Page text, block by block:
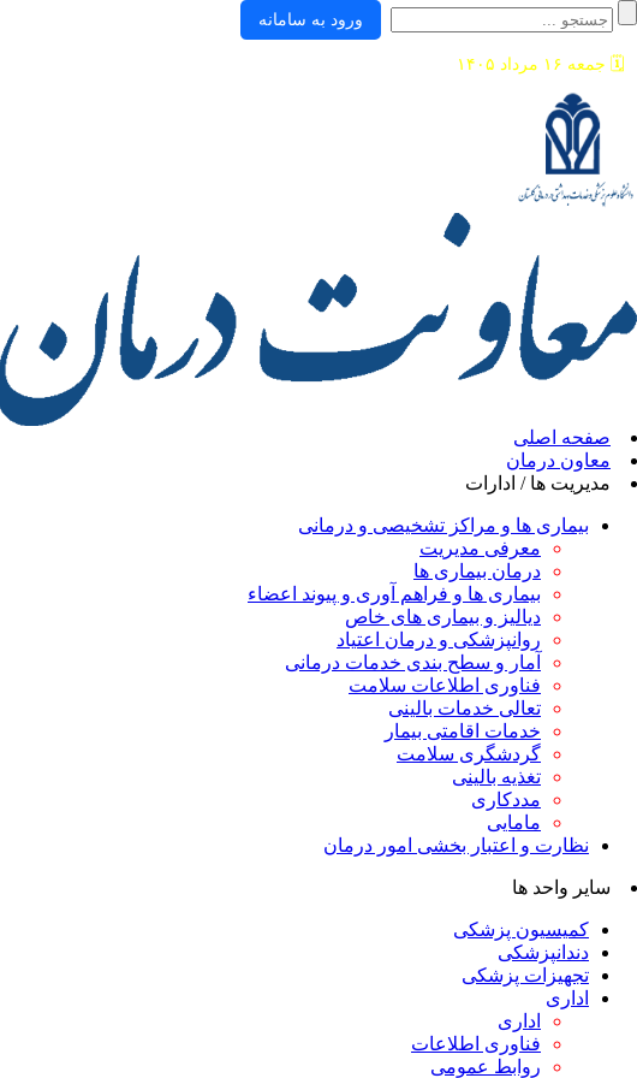
ورود به سامانه
🗓️ جمعه ۱۶ مرداد ۱۴۰۵
صفحه اصلی
معاون درمان
مدیریت ها / ادارات
بیماری ها و مراکز تشخیصی و درمانی
معرفی مدیریت
درمان بیماری ها
بیماری ها و فراهم آوری و پیوند اعضاء
دیالیز و بیماری های خاص
روانپزشکی و درمان اعتیاد
آمار و سطح بندی خدمات درمانی
فناوری اطلاعات سلامت
تعالی خدمات بالینی
خدمات اقامتی بیمار
گردشگری سلامت
تغذیه بالینی
مددکاری
مامایی
نظارت و اعتبار بخشی امور درمان
سایر واحد ها
کمیسیون پزشکی
دندانپزشکی
تجهیزات پزشکی
اداری
اداری
فناوری اطلاعات
روابط عمومی